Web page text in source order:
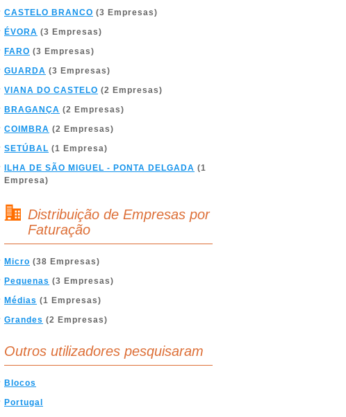
CASTELO BRANCO (3 Empresas)
ÉVORA (3 Empresas)
FARO (3 Empresas)
GUARDA (3 Empresas)
VIANA DO CASTELO (2 Empresas)
BRAGANÇA (2 Empresas)
COIMBRA (2 Empresas)
SETÚBAL (1 Empresa)
ILHA DE SÃO MIGUEL - PONTA DELGADA (1
Empresa)
Distribuição de Empresas por
Faturação
Micro (38 Empresas)
Pequenas (3 Empresas)
Médias (1 Empresas)
Grandes (2 Empresas)
Outros utilizadores pesquisaram
Blocos
Portugal